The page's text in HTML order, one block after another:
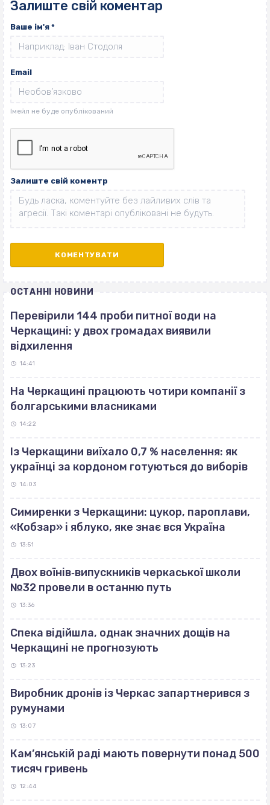
Залиште свій коментар
Ваше ім'я *
Email
Залиште свій коментр
ОСТАННІ НОВИНИ
Перевірили 144 проби питної води на
Черкащині: у двох громадах виявили
відхилення
14:41
На Черкащині працюють чотири компанії з
болгарськими власниками
14:22
Із Черкащини виїхало 0,7 % населення: як
українці за кордоном готуються до виборів
14:03
Симиренки з Черкащини: цукор, пароплави,
«Кобзар» і яблуко, яке знає вся Україна
13:51
Двох воїнів‐випускників черкаської школи
№32 провели в останню путь
13:36
Спека відійшла, однак значних дощів на
Черкащині не прогнозують
13:23
Виробник дронів із Черкас запартнерився з
румунами
13:07
Кам’янській раді мають повернути понад 500
тисяч гривень
12:44